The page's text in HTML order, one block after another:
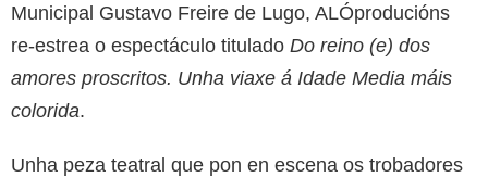
Municipal Gustavo Freire de Lugo, ALÓproducións
re-estrea o espectáculo titulado Do reino (e) dos
amores proscritos. Unha viaxe á Idade Media máis
colorida.
Unha peza teatral que pon en escena os trobadores